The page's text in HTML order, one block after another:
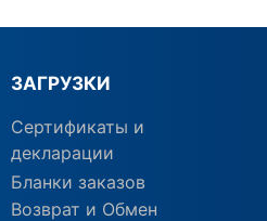
ЗАГРУЗКИ
Сертификаты и
декларации
Бланки заказов
Возврат и Обмен